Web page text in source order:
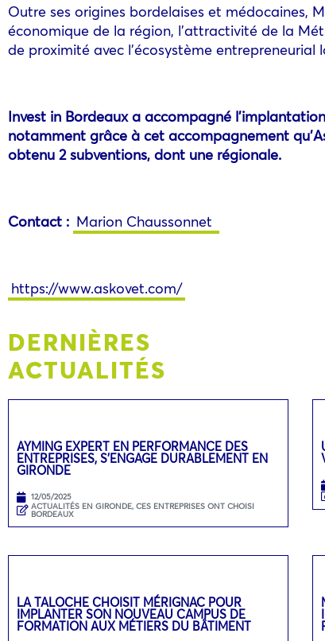
Outre ses origines bordelaises et médocaines,
économique de la région, l’attractivité de la
de proximité avec l’écosystème entrepreneurial
Invest in Bordeaux a accompagné
notamment grâce à cet accompagnement
obtenu 2 subventions, dont une régionale.
Contact : Marion Chaussonnet
https://www.askovet.com/
DERNIÈRES
ACTUALITÉS
AYMING EXPERT EN PERFORMANCE DES
ENTREPRISES, S’ENGAGE DURABLEMENT EN
GIRONDE
12/05/2025
ACTUALITÉS EN GIRONDE, CES ENTREPRISES ONT CHOISI
BORDEAUX
LA TALOCHE CHOISIT MÉRIGNAC POUR
IMPLANTER SON NOUVEAU CAMPUS DE
FORMATION AUX MÉTIERS DU BÂTIMENT